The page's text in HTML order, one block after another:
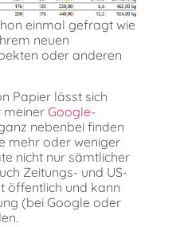
einmal gefragt wie
neuen
oder anderen
Papier lässt sich
meiner Google-
nebenbei finden
mehr oder weniger
nicht nur sämtlicher
Zeitungs- und US-
öffentlich und kann
(bei Google oder